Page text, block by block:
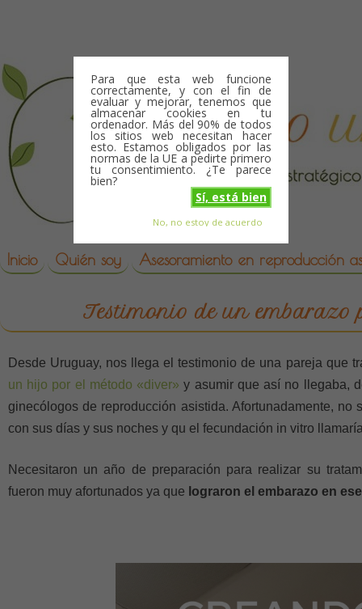
Para que esta web funcione
correctamente, y con el fin de
evaluar y mejorar, tenemos que
almacenar cookies en tu
ordenador. Más del 90% de todos
los sitios web necesitan hacer
esto. Estamos obligados por las
normas de la UE a pedirte primero
tu consentimiento. ¿Te parece
bien?
Sí, está bien
No, no estoy de acuerdo
reproduccion asistida
Skip to content
Inicio Quién soy Asesoramiento en reproducción
Testimonio de un embarazo
Desde Uruguay, nos llega el testimonio de una pareja que
un hijo por el método «diver» y asumir que así no llegaba,
ginecólogos de reproducción asistida. Afortunadamente, no
con sus días y sus noches y qu el fecundación in vitro
Necesitaron un año de preparación para realizar su
fueron muy afortunados ya que lograron el embarazo en